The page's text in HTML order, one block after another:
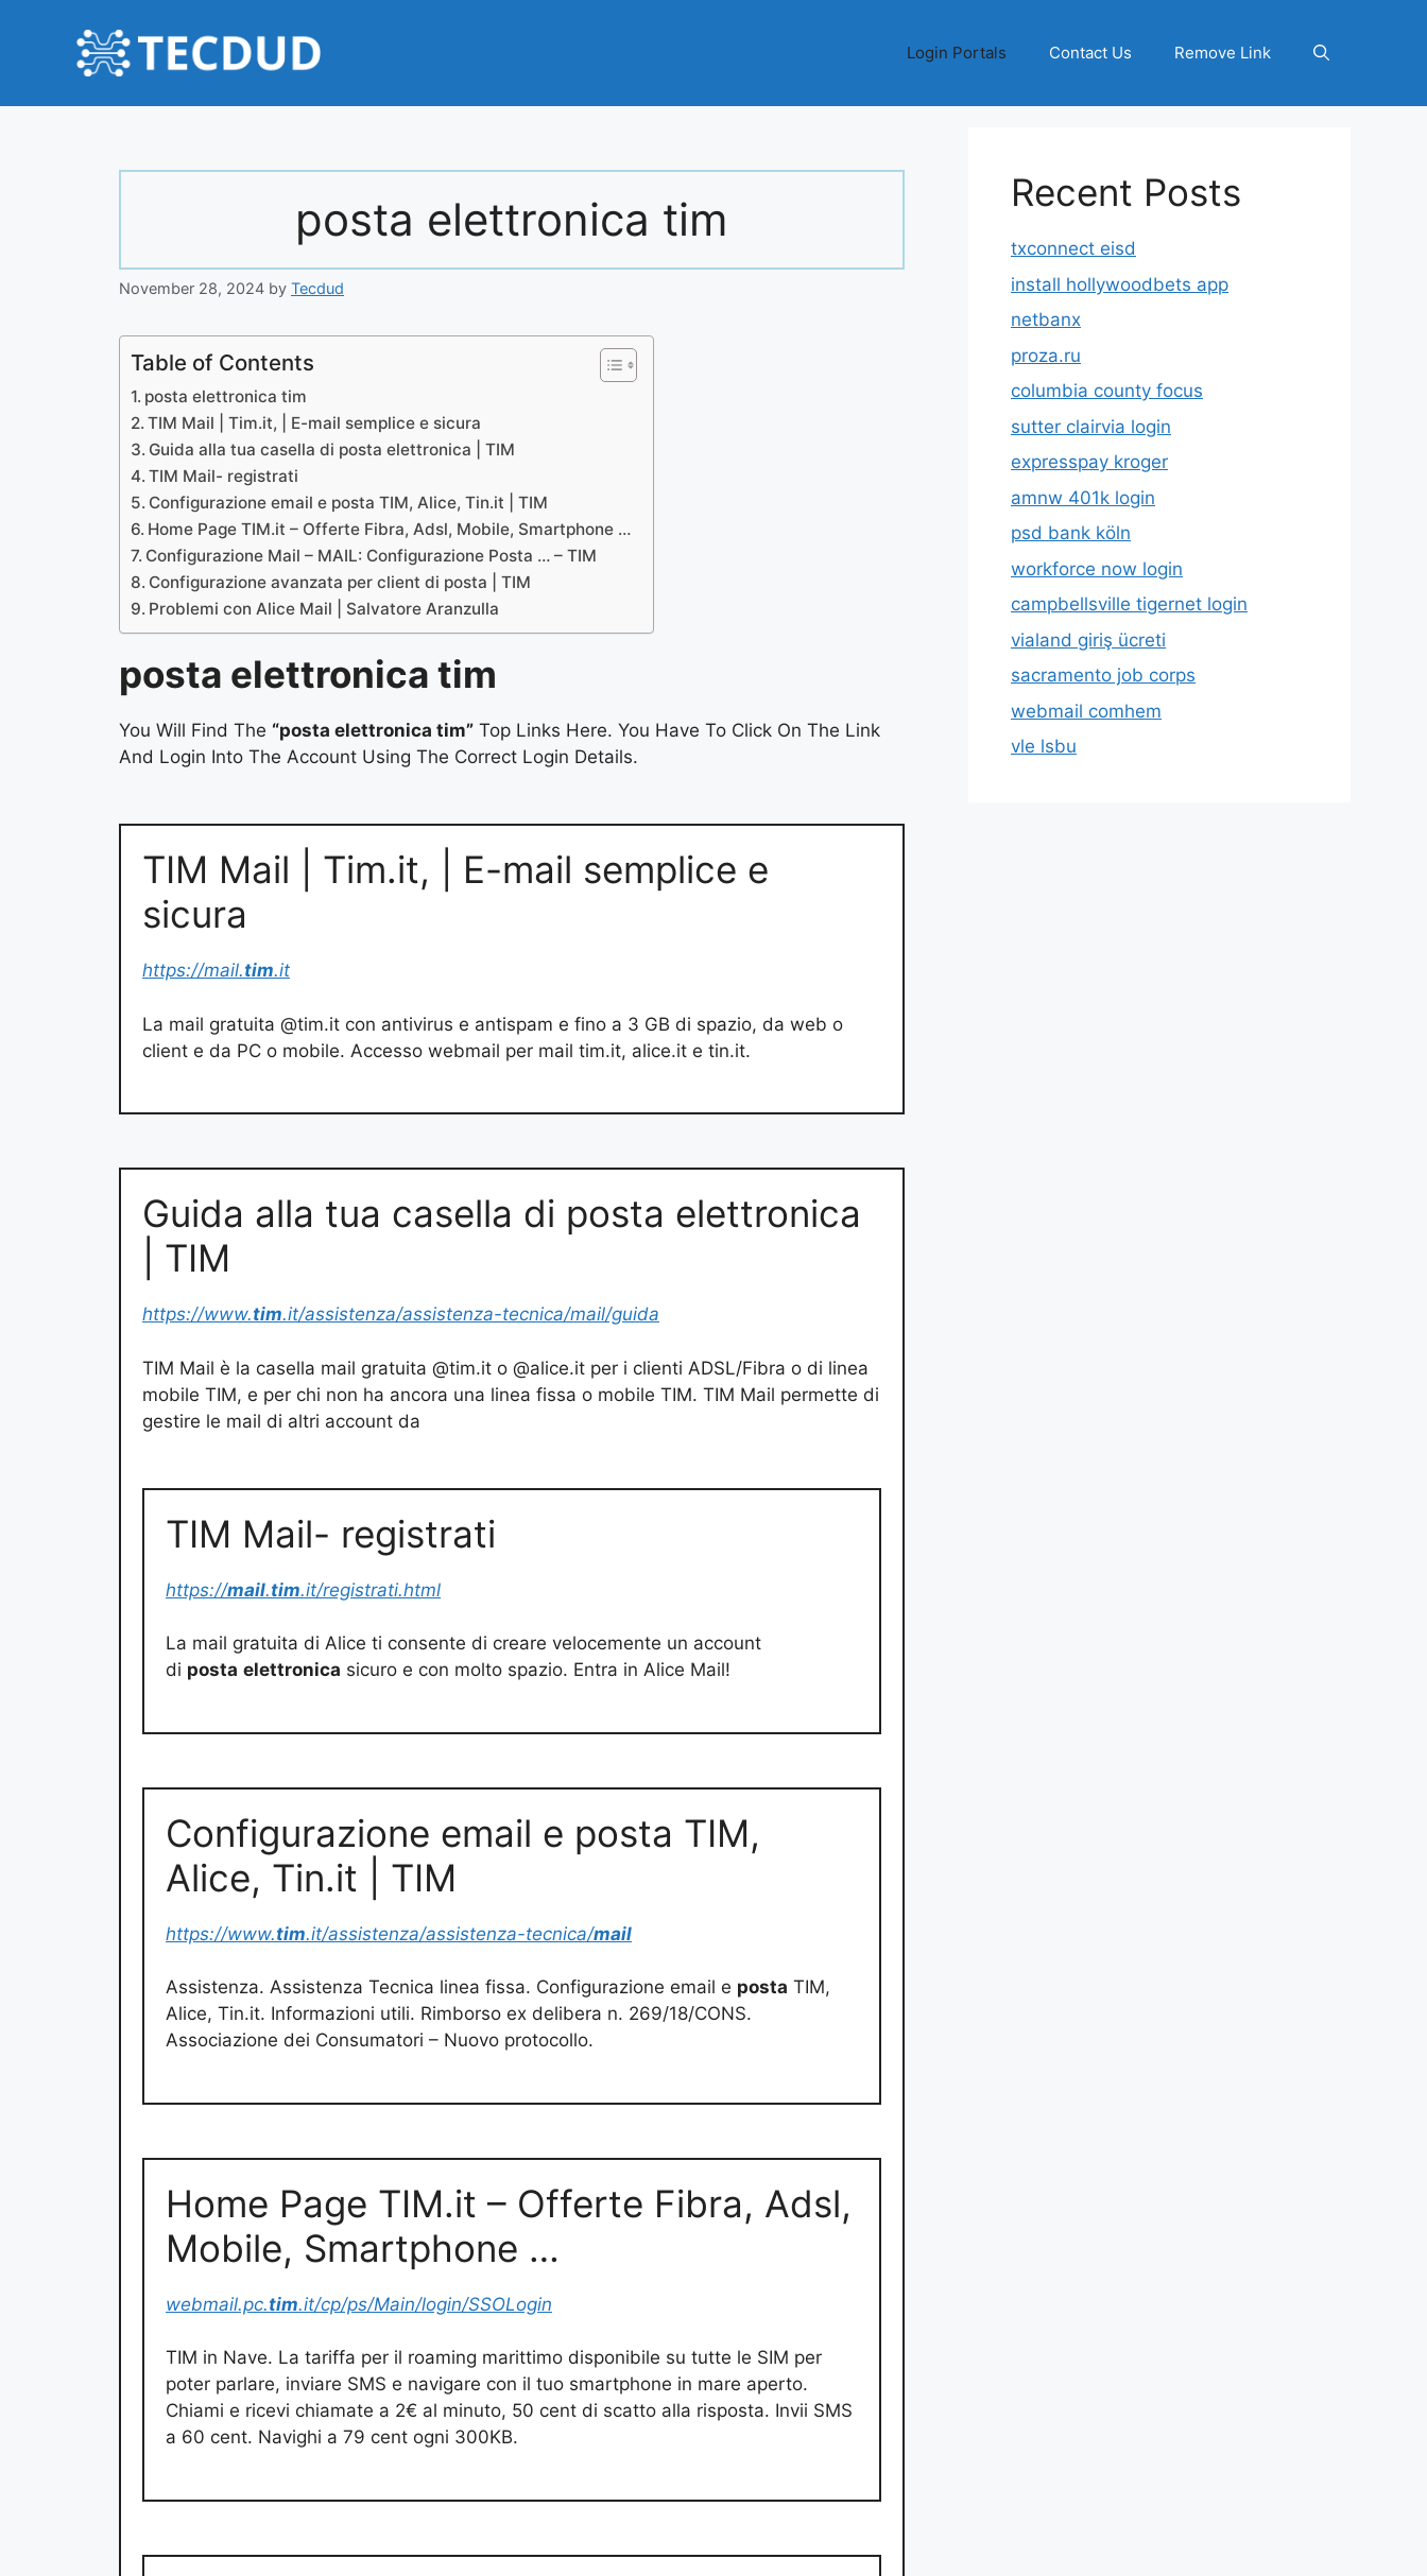
Login Portals Contact Us Remove Link
posta elettronica tim
November 28, 2024 by Tecdud
Table of Contents
posta elettronica tim
TIM Mail | Tim.it, | E-mail semplice e sicura
Guida alla tua casella di posta elettronica | TIM
TIM Mail- registrati
Configurazione email e posta TIM, Alice, Tin.it | TIM
Home Page TIM.it – Offerte Fibra, Adsl, Mobile, Smartphone …
Configurazione Mail – MAIL: Configurazione Posta … – TIM
Configurazione avanzata per client di posta | TIM
Problemi con Alice Mail | Salvatore Aranzulla
posta elettronica tim
You Will Find The “posta elettronica tim” Top Links Here. You Have To Click On The Link
And Login Into The Account Using The Correct Login Details.
TIM Mail | Tim.it, | E-mail semplice e
sicura
https://mail.tim.it
La mail gratuita @tim.it con antivirus e antispam e fino a 3 GB di spazio, da web o
client e da PC o mobile. Accesso webmail per mail tim.it, alice.it e tin.it.
Guida alla tua casella di posta elettronica
| TIM
https://www.tim.it/assistenza/assistenza-tecnica/mail/guida
TIM Mail è la casella mail gratuita @tim.it o @alice.it per i clienti ADSL/Fibra o di linea
mobile TIM, e per chi non ha ancora una linea fissa o mobile TIM. TIM Mail permette di
gestire le mail di altri account da
TIM Mail- registrati
https://mail.tim.it/registrati.html
La mail gratuita di Alice ti consente di creare velocemente un account
di posta elettronica sicuro e con molto spazio. Entra in Alice Mail!
Configurazione email e posta TIM,
Alice, Tin.it | TIM
https://www.tim.it/assistenza/assistenza-tecnica/mail
Assistenza. Assistenza Tecnica linea fissa. Configurazione email e posta TIM,
Alice, Tin.it. Informazioni utili. Rimborso ex delibera n. 269/18/CONS.
Associazione dei Consumatori – Nuovo protocollo.
Home Page TIM.it – Offerte Fibra, Adsl,
Mobile, Smartphone …
webmail.pc.tim.it/cp/ps/Main/login/SSOLogin
TIM in Nave. La tariffa per il roaming marittimo disponibile su tutte le SIM per
poter parlare, inviare SMS e navigare con il tuo smartphone in mare aperto.
Chiami e ricevi chiamate a 2€ al minuto, 50 cent di scatto alla risposta. Invii SMS
a 60 cent. Navighi a 79 cent ogni 300KB.
Recent Posts
txconnect eisd
install hollywoodbets app
netbanx
proza.ru
columbia county focus
sutter clairvia login
expresspay kroger
amnw 401k login
psd bank köln
workforce now login
campbellsville tigernet login
vialand giriş ücreti
sacramento job corps
webmail comhem
vle lsbu